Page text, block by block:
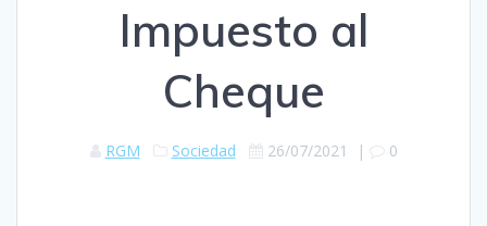
Impuesto al
Cheque
RGM Sociedad 26/07/2021 | 0